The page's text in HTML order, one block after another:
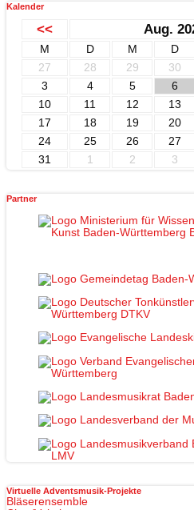
Kalender
<< Aug.
M D M D
27
28 29 30
3
4 5 6
10
11 12 13
17
18 19 20
24
25 26 27
31
1 2 3
Partner
Virtuelle Adventsmusik-Projekte
Bläserensemble